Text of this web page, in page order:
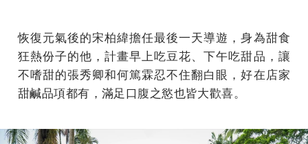
恢復元氣後的宋柏緯擔任最後一天導遊，身為甜食
狂熱份子的他，計畫早上吃豆花、下午吃甜品，讓
不嗜甜的張秀卿和何篤霖忍不住翻白眼，好在店家
甜鹹品項都有，滿足口腹之慾也皆大歡喜。